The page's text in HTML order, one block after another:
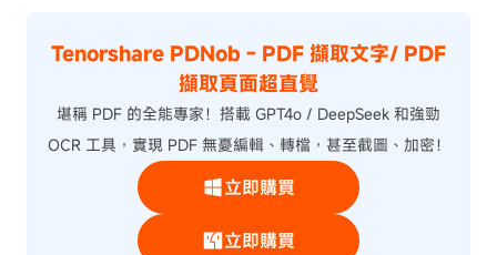
Tenorshare PDNob - PDF 擷取文字/ PDF
擷取頁面超直覺
堪稱 PDF 的全能專家！搭載 GPT4o / DeepSeek 和強勁
OCR 工具，實現 PDF 無憂編輯、轉檔，甚至截圖、加密！
立即購買
立即購買